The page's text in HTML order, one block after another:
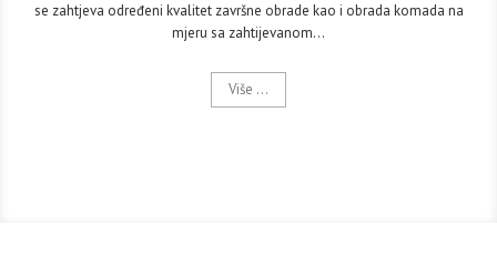
se zahtjeva određeni kvalitet završne obrade kao i obrada komada na
mjeru sa zahtijevanom…
Više ...